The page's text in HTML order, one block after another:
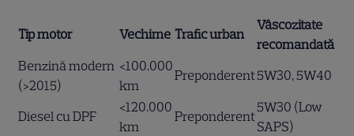
Tip motor Vechime Trafic urban
Vâscozitate
recomandată
Benzină modern
(>2015)
<100.000
km
Preponderent5W30, 5W40
Diesel cu DPF
<120.000
km
Preponderent
5W30 (Low
SAPS)